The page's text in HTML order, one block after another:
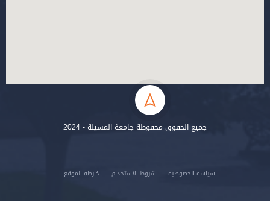
جميع الحقوق محفوظة جامعة المسيلة - 2024
سياسة الخصوصية شروط الاستخدام خارطة الموقع